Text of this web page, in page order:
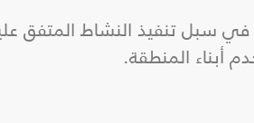
سبل تنفيذ النشاط المتفق
أبناء المنطقة.